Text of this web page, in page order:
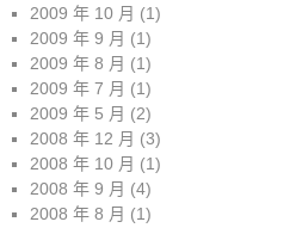
2009 年 10 月 (1)
2009 年 9 月 (1)
2009 年 8 月 (1)
2009 年 7 月 (1)
2009 年 5 月 (2)
2008 年 12 月 (3)
2008 年 10 月 (1)
2008 年 9 月 (4)
2008 年 8 月 (1)